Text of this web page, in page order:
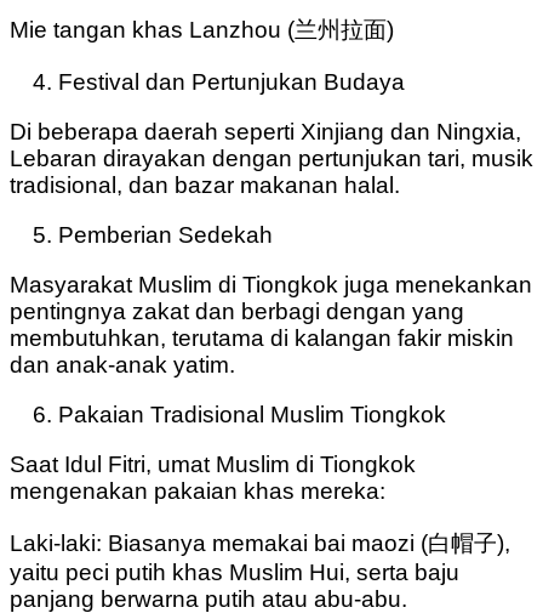
Mie tangan khas Lanzhou (兰州拉面)
Festival dan Pertunjukan Budaya
Di beberapa daerah seperti Xinjiang dan Ningxia,
Lebaran dirayakan dengan pertunjukan tari, musik
tradisional, dan bazar makanan halal.
Pemberian Sedekah
Masyarakat Muslim di Tiongkok juga menekankan
pentingnya zakat dan berbagi dengan yang
membutuhkan, terutama di kalangan fakir miskin
dan anak-anak yatim.
Pakaian Tradisional Muslim Tiongkok
Saat Idul Fitri, umat Muslim di Tiongkok
mengenakan pakaian khas mereka:
Laki-laki: Biasanya memakai bai maozi (白帽子),
yaitu peci putih khas Muslim Hui, serta baju
panjang berwarna putih atau abu-abu.